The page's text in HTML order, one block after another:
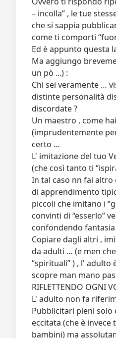
– incolla” , le tue
che si sappia
come ti comporti
Ed è appunto questa
Ma aggiungo
un pò ...) :
Chi sei veramente …
distinte personalità
discordate ?
Un maestro , come
(imprudentemente
certo …
L' imitazione del tuo
(che così tanto ti
In tal caso nn fai altro
di apprendimento
piccoli che imitano i
convinti di “esserlo”
confondendo fantasia
Copiare dagli altri ,
da adulti … (e men
“spirituali” ) , l' adulto
scopre man mano
RIFLETTENDO OGNI
L' adulto non fa
Pubblicitari pieni solo
eccitata (che è invece
bambini) ma